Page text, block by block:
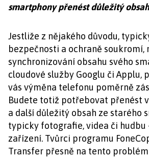
smartphony přenést důležitý
Jestliže z nějakého důvodu,
bezpečnosti a ochraně soukromí,
synchronizování obsahu svého
cloudové služby Googlu či Applu,
vás výměna telefonu poměrně
Budete totiž potřebovat přenést
a další důležitý obsah ze starého
typicky fotografie, videa či hudbu
zařízení. Tvůrci programu
Transfer přesně na tento